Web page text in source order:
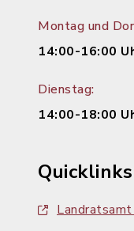
Montag und
14:00-16:00
Dienstag:
14:00-18:00
Quicklinks